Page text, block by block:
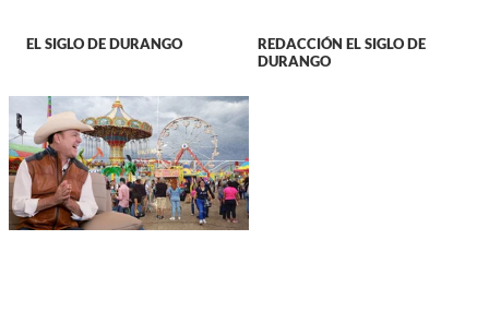
EL SIGLO DE DURANGO
REDACCIÓN EL SIGLO DE
DURANGO